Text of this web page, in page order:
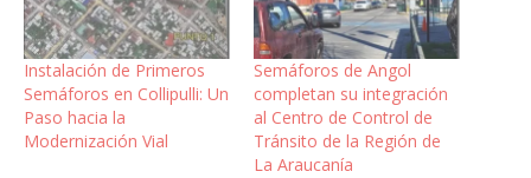
Instalación de Primeros
Semáforos en Collipulli: Un
Paso hacia la
Modernización Vial
Semáforos de Angol
completan su integración
al Centro de Control de
Tránsito de la Región de
La Araucanía